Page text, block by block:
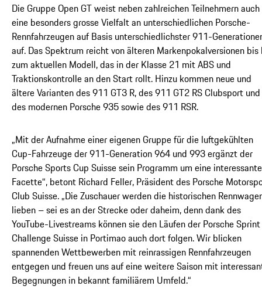
Die Gruppe Open GT weist neben zahlreichen Teilnehmern auch
eine besonders grosse Vielfalt an unterschiedlichen Porsche-
Rennfahrzeugen auf Basis unterschiedlichster 911-
auf. Das Spektrum reicht von älteren Markenpokalversionen bis
zum aktuellen Modell, das in der Klasse 21 mit ABS und
Traktionskontrolle an den Start rollt. Hinzu kommen neue und
ältere Varianten des 911 GT3 R, des 911 GT2 RS Clubsport und
des modernen Porsche 935 sowie des 911 RSR.
„Mit der Aufnahme einer eigenen Gruppe für die luftgekühlten
Cup-Fahrzeuge der 911-Generation 964 und 993 ergänzt der
Porsche Sports Cup Suisse sein Programm um eine interessante
Facette“, betont Richard Feller, Präsident des Porsche
Club Suisse. „Die Zuschauer werden die historischen
lieben – sei es an der Strecke oder daheim, denn dank des
YouTube-Livestreams können sie den Läufen der Porsche Sprint
Challenge Suisse in Portimao auch dort folgen. Wir blicken
spannenden Wettbewerben mit reinrassigen Rennfahrzeugen
entgegen und freuen uns auf eine weitere Saison mit
Begegnungen in bekannt familiärem Umfeld.“